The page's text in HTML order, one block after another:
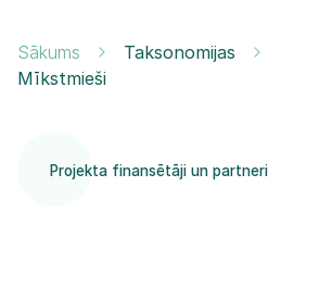
Sākums
Taksonomijas
Mīkstmieši
Projekta finansētāji un partneri